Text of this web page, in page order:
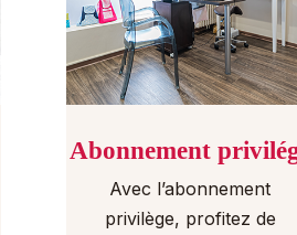
Abonnement
Avec l’abonnement
privilège, profitez de